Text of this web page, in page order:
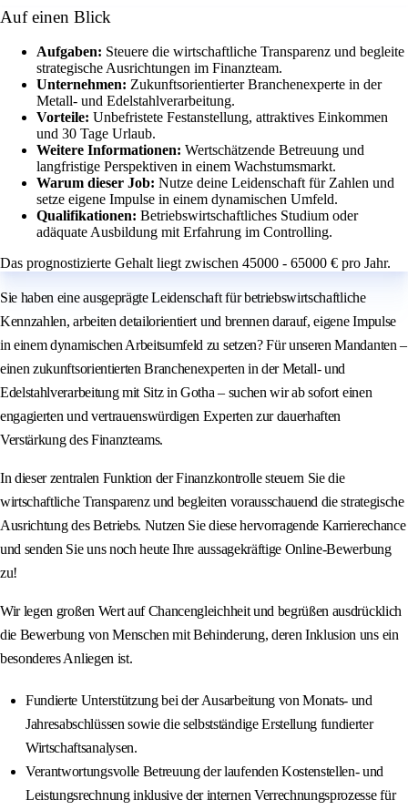
Auf einen Blick
Aufgaben: Steuere die wirtschaftliche Transparenz und begleite
strategische Ausrichtungen im Finanzteam.
Unternehmen: Zukunftsorientierter Branchenexperte in der
Metall- und Edelstahlverarbeitung.
Vorteile: Unbefristete Festanstellung, attraktives Einkommen
und 30 Tage Urlaub.
Weitere Informationen: Wertschätzende Betreuung und
langfristige Perspektiven in einem Wachstumsmarkt.
Warum dieser Job: Nutze deine Leidenschaft für Zahlen und
setze eigene Impulse in einem dynamischen Umfeld.
Qualifikationen: Betriebswirtschaftliches Studium oder
adäquate Ausbildung mit Erfahrung im Controlling.
Das prognostizierte Gehalt liegt zwischen 45000 - 65000 € pro Jahr.
Sie haben eine ausgeprägte Leidenschaft für betriebswirtschaftliche
Kennzahlen, arbeiten detailorientiert und brennen darauf, eigene Impulse
in einem dynamischen Arbeitsumfeld zu setzen? Für unseren Mandanten –
einen zukunftsorientierten Branchenexperten in der Metall- und
Edelstahlverarbeitung mit Sitz in Gotha – suchen wir ab sofort einen
engagierten und vertrauenswürdigen Experten zur dauerhaften
Verstärkung des Finanzteams.
In dieser zentralen Funktion der Finanzkontrolle steuern Sie die
wirtschaftliche Transparenz und begleiten vorausschauend die strategische
Ausrichtung des Betriebs. Nutzen Sie diese hervorragende Karrierechance
und senden Sie uns noch heute Ihre aussagekräftige Online-Bewerbung
zu!
Wir legen großen Wert auf Chancengleichheit und begrüßen ausdrücklich
die Bewerbung von Menschen mit Behinderung, deren Inklusion uns ein
besonderes Anliegen ist.
Fundierte Unterstützung bei der Ausarbeitung von Monats- und
Jahresabschlüssen sowie die selbstständige Erstellung fundierter
Wirtschaftsanalysen.
Verantwortungsvolle Betreuung der laufenden Kostenstellen- und
Leistungsrechnung inklusive der internen Verrechnungsprozesse für